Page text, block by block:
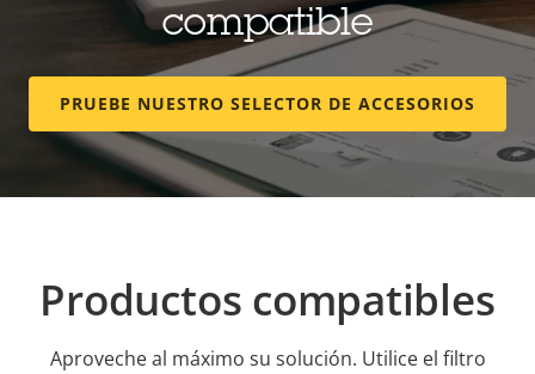
compatible
PRUEBE NUESTRO SELECTOR DE ACCESORIOS
Productos compatibles
Aproveche al máximo su solución. Utilice el filtro